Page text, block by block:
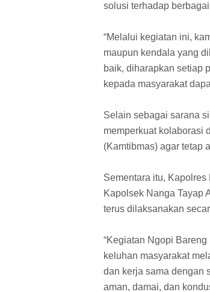
solusi terhadap
“Melalui kegiatan ini,
maupun kendala yang
baik, diharapkan setiap
kepada masyarakat
Selain sebagai sarana
memperkuat kolaborasi
(Kamtibmas) agar tetap
Sementara itu,
Kapolsek Nanga Tayap
terus dilaksanakan
“Kegiatan Ngopi
keluhan masyarakat
dan kerja sama dengan
aman, damai, dan